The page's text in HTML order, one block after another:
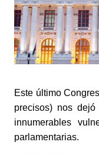
Este último
precisos) nos
innumerables
parlamentarias.